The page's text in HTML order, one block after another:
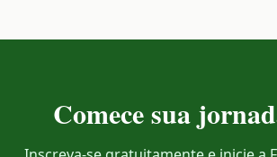
Comece sua